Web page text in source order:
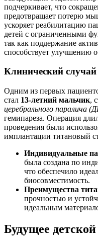
подчеркивает, что
предотвращает потерю
ускоряет реабилитацию
детей с ограниченными
так как поддержание
способствует улучшению
Клинический случай
Одним из первых
стал 13-летний мальчик,
церебрального паралича
гемипареза. Операция
проведения были
имплантации титановый
Индивидуальные
была создана по
что обеспечило
биосовместимость.
Преимущества
прочностью и
идеальным
Будущее